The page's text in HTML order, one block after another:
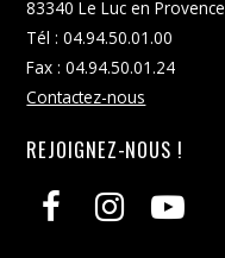
83340 Le Luc en Provence
Tél : 04.94.50.01.00
Fax : 04.94.50.01.24
Contactez-nous
REJOIGNEZ-NOUS !